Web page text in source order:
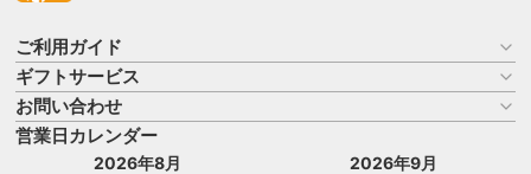
ご利用ガイド
お買い物ガイド
よくある質問
はじめての記念品選び
記念品工房の使い方
ギフトサービス
名入れについて
のし
お問い合わせ
商品選びを相談する
名入れについて相談する
営業日カレンダー
2026年8月 2026年9月